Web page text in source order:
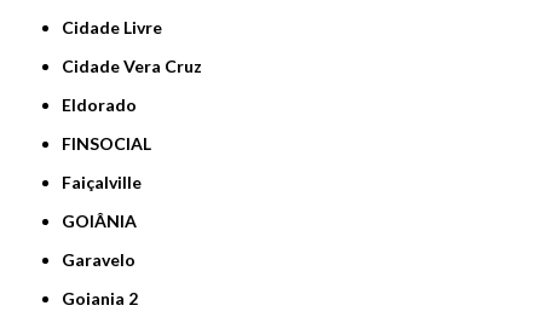
Cidade Livre
Cidade Vera Cruz
Eldorado
FINSOCIAL
Faiçalville
GOIÂNIA
Garavelo
Goiania 2